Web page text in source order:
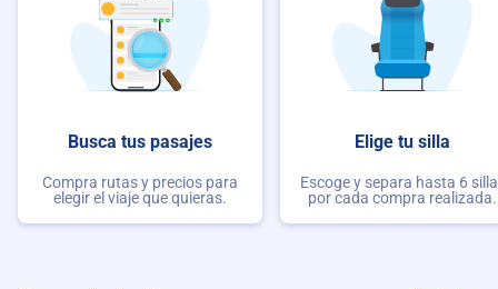
Busca tus pasajes
Compra rutas y precios para
elegir el viaje que quieras.
Elige tu silla
Escoge y separa hasta 6
por cada compra realizada.